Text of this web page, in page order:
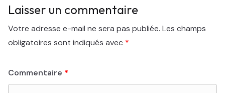
Laisser un commentaire
Votre adresse e-mail ne sera pas publiée. Les champs
obligatoires sont indiqués avec *
Commentaire *